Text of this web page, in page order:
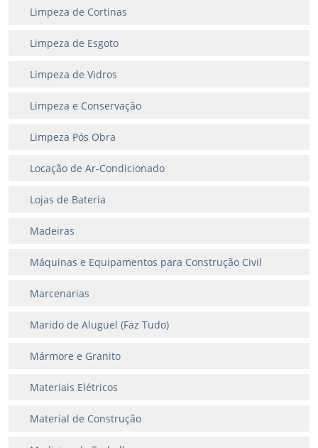
Limpeza de Cortinas
Limpeza de Esgoto
Limpeza de Vidros
Limpeza e Conservação
Limpeza Pós Obra
Locação de Ar-Condicionado
Lojas de Bateria
Madeiras
Máquinas e Equipamentos para Construção Civil
Marcenarias
Marido de Aluguel (Faz Tudo)
Mármore e Granito
Materiais Elétricos
Material de Construção